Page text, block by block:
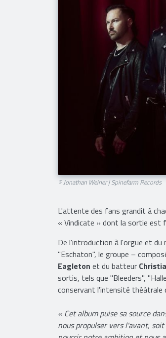
© Jonathan Weiner | Spinefarm Records
L'attente des fans grandit à
« Vindicate » dont la sortie est
De l'introduction à l'orgue et du
"Eschaton", le groupe –
sortis, tels que "Bleeders",
conservant l'intensité théâtrale